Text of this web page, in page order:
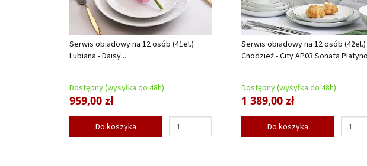
Serwis obiadowy na 12 osób (41el.)
Lubiana - Daisy...
Dostępny (wysyłka do 48h)
959,00 zł
Do koszyka
Serwis obiadowy na 12 osób (42el.)
Chodzież - City AP03 Sonata
Dostępny (wysyłka do 48h)
1 389,00 zł
Do koszyka